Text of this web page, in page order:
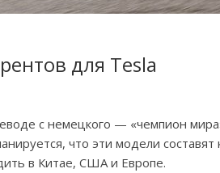
для Tesla
с немецкого — «чемпион
что эти модели
в Китае, США и Европе.